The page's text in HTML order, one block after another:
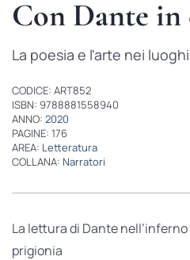
Con Dante in
La poesia e l'arte nei
CODICE: ART852
ISBN: 9788881558940
ANNO: 2020
PAGINE: 176
AREA: Letteratura
COLLANA: Narratori
La lettura di Dante
prigionia